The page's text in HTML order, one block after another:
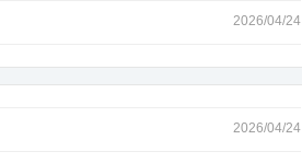
2026/04/24
2026/04/24